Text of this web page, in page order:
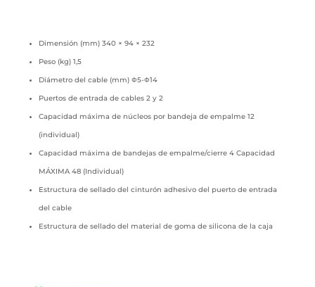
Dimensión (mm) 340 × 94 × 232
Peso (kg) 1,5
Diámetro del cable (mm) Ф5-Ф14
Puertos de entrada de cables 2 y 2
Capacidad máxima de núcleos por bandeja de empalme 12
(individual)
Capacidad máxima de bandejas de empalme/cierre 4 Capacidad
MÁXIMA 48 (Individual)
Estructura de sellado del cinturón adhesivo del puerto de entrada
del cable
Estructura de sellado del material de goma de silicona de la caja